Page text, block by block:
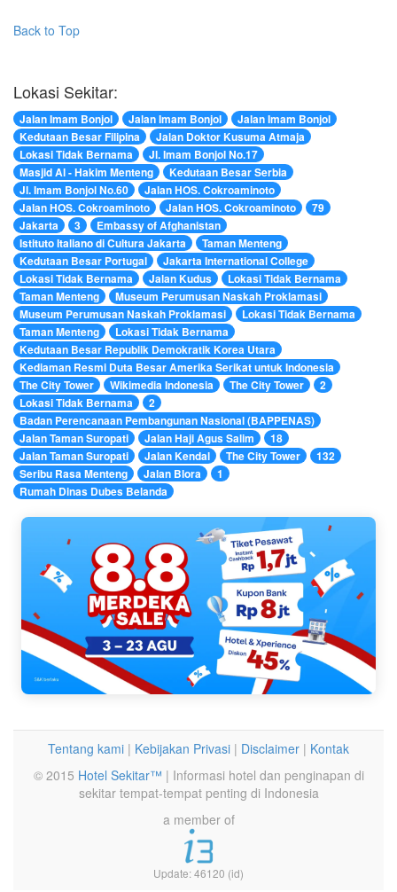
Back to Top
Lokasi Sekitar:
Jalan Imam Bonjol Jalan Imam Bonjol
Jalan Imam Bonjol
Kedutaan Besar Filipina
Jalan Doktor Kusuma Atmaja
Lokasi Tidak Bernama
Jl. Imam Bonjol No.17
Masjid Al - Hakim Menteng
Kedutaan Besar Serbia
Jl. Imam Bonjol No.60
Jalan HOS. Cokroaminoto
Jalan HOS. Cokroaminoto
Jalan HOS. Cokroaminoto
79
Jakarta
3
Embassy of Afghanistan
Istituto Italiano di Cultura Jakarta
Taman Menteng
Kedutaan Besar Portugal
Jakarta International College
Lokasi Tidak Bernama
Jalan Kudus
Lokasi Tidak Bernama
Taman Menteng
Museum Perumusan Naskah Proklamasi
Museum Perumusan Naskah Proklamasi
Lokasi Tidak Bernama
Taman Menteng
Lokasi Tidak Bernama
Kedutaan Besar Republik Demokratik Korea Utara
Kediaman Resmi Duta Besar Amerika Serikat untuk Indonesia
The City Tower
Wikimedia Indonesia The City Tower
2
Lokasi Tidak Bernama
2
Badan Perencanaan Pembangunan Nasional (BAPPENAS)
Jalan Taman Suropati
Jalan Haji Agus Salim
18
Jalan Taman Suropati
Jalan Kendal The City Tower
132
Seribu Rasa Menteng
Jalan Blora
1
Rumah Dinas Dubes Belanda
Tentang kami | Kebijakan Privasi | Disclaimer | Kontak
© 2015 Hotel Sekitar™ | Informasi hotel dan penginapan di
sekitar tempat-tempat penting di Indonesia
a member of
Update: 46120 (id)